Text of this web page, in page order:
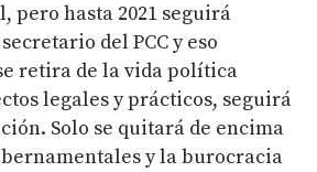
pero hasta 2021 seguirá
del PCC y eso
retira de la vida política
legales y prácticos, seguirá
Solo se quitará de encima
y la burocracia